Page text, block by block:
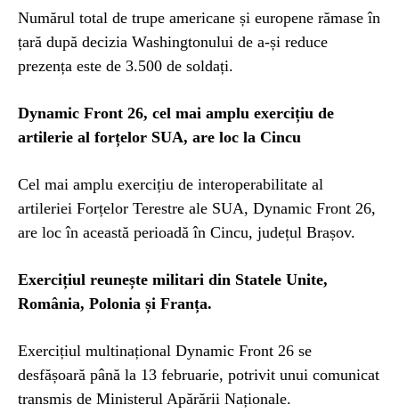
Numărul total de trupe americane și europene rămase în
țară după decizia Washingtonului de a-și reduce
prezența este de 3.500 de soldați.
Dynamic Front 26, cel mai amplu exercițiu de
artilerie al forțelor SUA, are loc la Cincu
Cel mai amplu exercițiu de interoperabilitate al
artileriei Forțelor Terestre ale SUA, Dynamic Front 26,
are loc în această perioadă în Cincu, județul Brașov.
Exercițiul reunește militari din Statele Unite,
România, Polonia și Franța.
Exercițiul multinațional Dynamic Front 26 se
desfășoară până la 13 februarie, potrivit unui comunicat
transmis de Ministerul Apărării Naționale.